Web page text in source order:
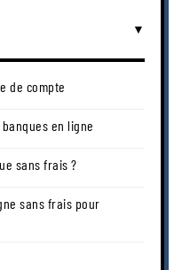
de compte
en ligne
sans frais ?
sans frais pour